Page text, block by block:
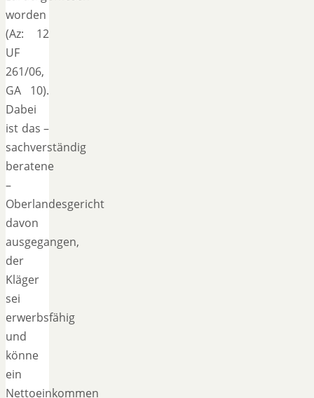
worden
(Az: 12
UF
261/06,
GA 10).
Dabei
ist das –
sachverständig
beratene
–
Oberlandesgericht
davon
ausgegangen,
der
Kläger
sei
erwerbsfähig
und
könne
ein
Nettoeinkommen